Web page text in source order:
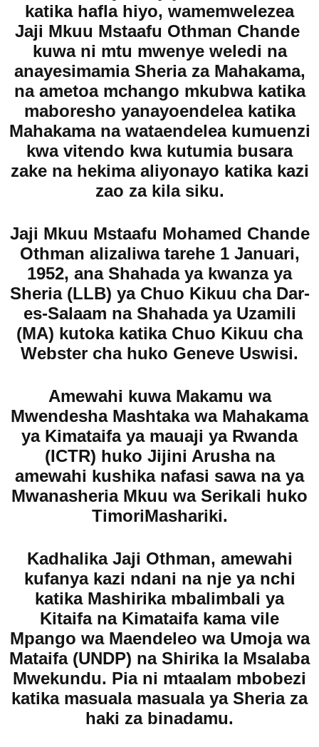
katika hafla hiyo, wamemwelezea
Jaji Mkuu Mstaafu Othman Chande
kuwa ni mtu mwenye weledi na
anayesimamia Sheria za Mahakama,
na ametoa mchango mkubwa katika
maboresho yanayoendelea katika
Mahakama na wataendelea kumuenzi
kwa vitendo kwa kutumia busara
zake na hekima aliyonayo katika kazi
zao za kila siku.
Jaji Mkuu Mstaafu Mohamed Chande
Othman alizaliwa tarehe 1 Januari,
1952, ana Shahada ya kwanza ya
Sheria (LLB) ya Chuo Kikuu cha Dar-
es-Salaam na Shahada ya Uzamili
(MA) kutoka katika Chuo Kikuu cha
Webster cha huko Geneve Uswisi.
Amewahi kuwa Makamu wa
Mwendesha Mashtaka wa Mahakama
ya Kimataifa ya mauaji ya Rwanda
(ICTR) huko Jijini Arusha na
amewahi kushika nafasi sawa na ya
Mwanasheria Mkuu wa Serikali huko
TimoriMashariki.
Kadhalika Jaji Othman, amewahi
kufanya kazi ndani na nje ya nchi
katika Mashirika mbalimbali ya
Kitaifa na Kimataifa kama vile
Mpango wa Maendeleo wa Umoja wa
Mataifa (UNDP) na Shirika la Msalaba
Mwekundu. Pia ni mtaalam mbobezi
katika masuala masuala ya Sheria za
haki za binadamu.